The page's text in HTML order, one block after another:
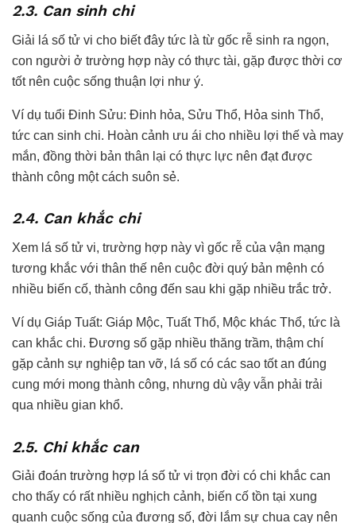
2.3. Can sinh chi
Giải lá số tử vi cho biết đây tức là từ gốc rễ sinh ra ngọn,
con người ở trường hợp này có thực tài, gặp được thời cơ
tốt nên cuộc sống thuận lợi như ý.
Ví dụ tuổi Đinh Sửu: Đinh hỏa, Sửu Thổ, Hỏa sinh Thổ,
tức can sinh chi. Hoàn cảnh ưu ái cho nhiều lợi thế và may
mắn, đồng thời bản thân lại có thực lực nên đạt được
thành công một cách suôn sẻ.
2.4. Can khắc chi
Xem lá số tử vi, trường hợp này vì gốc rễ của vận mạng
tương khắc với thân thế nên cuộc đời quý bản mệnh có
nhiều biến cố, thành công đến sau khi gặp nhiều trắc trở.
Ví dụ Giáp Tuất: Giáp Mộc, Tuất Thổ, Mộc khác Thổ, tức là
can khắc chi. Đương số gặp nhiều thăng trầm, thậm chí
gặp cảnh sự nghiệp tan vỡ, lá số có các sao tốt an đúng
cung mới mong thành công, nhưng dù vậy vẫn phải trải
qua nhiều gian khổ.
2.5. Chi khắc can
Giải đoán trường hợp lá số tử vi trọn đời có chi khắc can
cho thấy có rất nhiều nghịch cảnh, biến cố tồn tại xung
quanh cuộc sống của đương số, đời lắm sự chua cay nên